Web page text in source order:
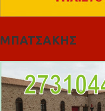
ΜΠΑΤΣΑΚΗΣ